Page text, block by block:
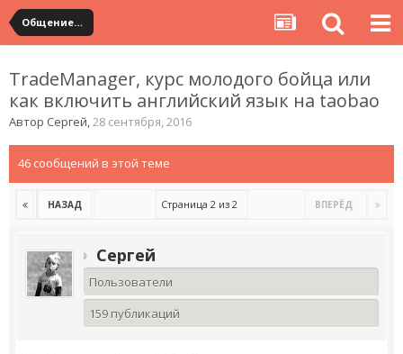
Общение с продавцами. Использование WangWang и TradeManager
TradeManager, курс молодого бойца или
как включить английский язык на taobao
Автор Сергей,28 сентября, 2016
46 сообщений в этой теме
НАЗАД ВПЕРЁД
Страница 2 из 2
Сергей
Пользователи
159 публикаций